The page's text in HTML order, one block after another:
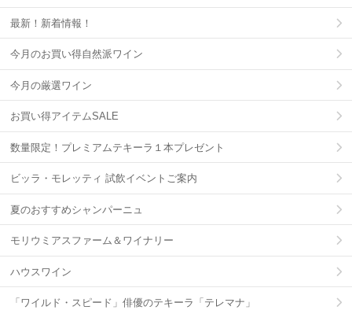
最新！新着情報！
今月のお買い得自然派ワイン
今月の厳選ワイン
お買い得アイテムSALE
数量限定！プレミアムテキーラ１本プレゼント
ビッラ・モレッティ 試飲イベントご案内
夏のおすすめシャンパーニュ
モリウミアスファーム＆ワイナリー
ハウスワイン
「ワイルド・スピード」俳優のテキーラ「テレマナ」